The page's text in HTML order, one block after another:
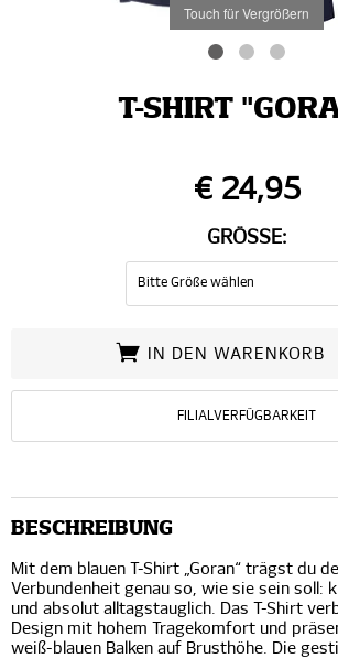
Touch für Vergrößern
T-SHIRT
€ 24,95
GRÖSSE:
IN DEN WARENKORB
FILIALVERFÜGBARKEIT
BESCHREIBUNG
Mit dem blauen T-Shirt „Goran“ trägst du
Verbundenheit genau so, wie sie sein soll:
und absolut alltagstauglich. Das T-Shirt
Design mit hohem Tragekomfort und
weiß-blauen Balken auf Brusthöhe. Die